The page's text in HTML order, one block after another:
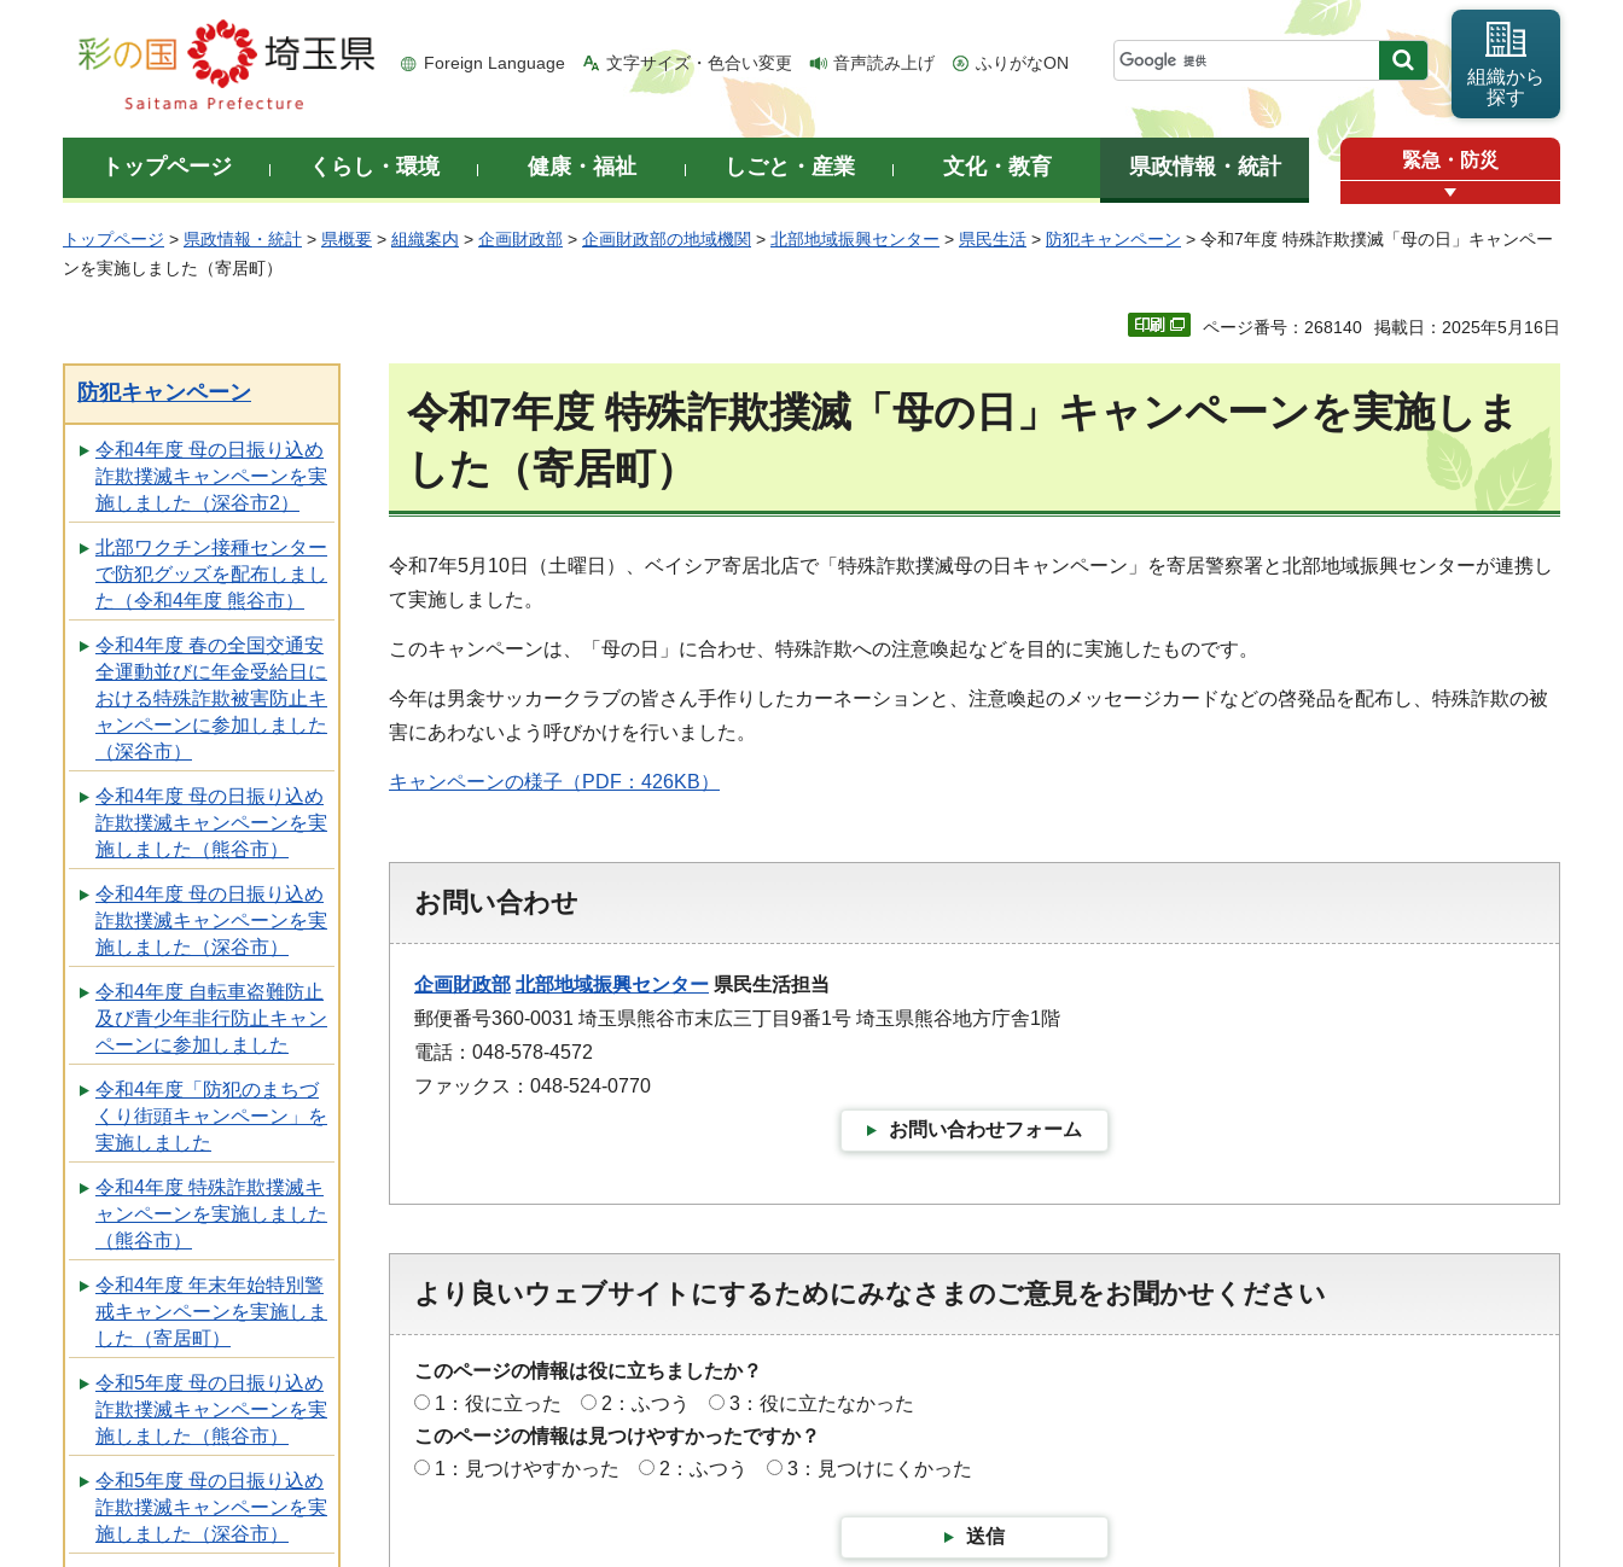
彩の国 埼玉県
Foreign Language 文字サイズ・色合い変更 音声読み上げ ふりがなON
組織から
探す
トップページ くらし・環境 健康・福祉 しごと・産業 文化・教育 県政情報・統計 緊急・防災
トップページ > 県政情報・統計 > 県概要 > 組織案内 > 企画財政部 > 企画財政部の地域機関 > 北部地域振興センター > 県民生活 > 防犯キャンペーン > 令和7年度 特殊詐欺撲滅「母の日」キャンペー
ンを実施しました（寄居町）
ページ番号：268140 掲載日：2025年5月16日
防犯キャンペーン
令和4年度 母の日振り込め
詐欺撲滅キャンペーンを実
施しました（深谷市2）
北部ワクチン接種センター
で防犯グッズを配布しまし
た（令和4年度 熊谷市）
令和4年度 春の全国交通安
全運動並びに年金受給日に
おける特殊詐欺被害防止キ
ャンペーンに参加しました
（深谷市）
令和4年度 母の日振り込め
詐欺撲滅キャンペーンを実
施しました（熊谷市）
令和4年度 母の日振り込め
詐欺撲滅キャンペーンを実
施しました（深谷市）
令和4年度 自転車盗難防止
及び青少年非行防止キャン
ペーンに参加しました
令和4年度「防犯のまちづ
くり街頭キャンペーン」を
実施しました
令和4年度 特殊詐欺撲滅キ
ャンペーンを実施しました
（熊谷市）
令和4年度 年末年始特別警
戒キャンペーンを実施しま
した（寄居町）
令和5年度 母の日振り込め
詐欺撲滅キャンペーンを実
施しました（熊谷市）
令和5年度 母の日振り込め
詐欺撲滅キャンペーンを実
施しました（深谷市）
令和7年度 特殊詐欺撲滅「母の日」キャンペーンを実施しま
した（寄居町）
令和7年5月10日（土曜日）、ベイシア寄居北店で「特殊詐欺撲滅母の日キャンペーン」を寄居警察署と北部地域振興センターが連携し
て実施しました。
このキャンペーンは、「母の日」に合わせ、特殊詐欺への注意喚起などを目的に実施したものです。
今年は男衾サッカークラブの皆さん手作りしたカーネーションと、注意喚起のメッセージカードなどの啓発品を配布し、特殊詐欺の被
害にあわないよう呼びかけを行いました。
キャンペーンの様子（PDF：426KB）
お問い合わせ
企画財政部 北部地域振興センター 県民生活担当
郵便番号360-0031 埼玉県熊谷市末広三丁目9番1号 埼玉県熊谷地方庁舎1階
電話：048-578-4572
ファックス：048-524-0770
お問い合わせフォーム
より良いウェブサイトにするためにみなさまのご意見をお聞かせください
このページの情報は役に立ちましたか？
1：役に立った
2：ふつう
3：役に立たなかった
このページの情報は見つけやすかったですか？
1：見つけやすかった
2：ふつう 3：見つけにくかった
送信